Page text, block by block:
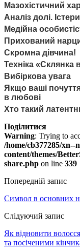
Мазохістичний
Аналіз долі.
Медійна
Прихований
Скромна дівчина!
Техніка «Склянка
Вибіркова увага
Якщо ваші
в любові
Хто такий
Поділитися
Warning: Trying to
/home/cb377285/
content/themes/
share.php on line 339
Попередній запис
Символ в основних
Слідуючий запис
Як відновити
та посіченими